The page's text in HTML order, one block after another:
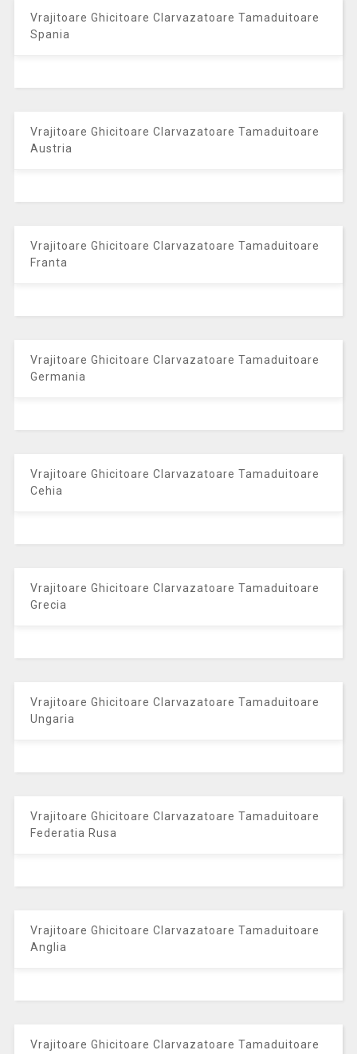
Vrajitoare Ghicitoare Clarvazatoare Tamaduitoare
Spania
Vrajitoare Ghicitoare Clarvazatoare Tamaduitoare
Austria
Vrajitoare Ghicitoare Clarvazatoare Tamaduitoare
Franta
Vrajitoare Ghicitoare Clarvazatoare Tamaduitoare
Germania
Vrajitoare Ghicitoare Clarvazatoare Tamaduitoare
Cehia
Vrajitoare Ghicitoare Clarvazatoare Tamaduitoare
Grecia
Vrajitoare Ghicitoare Clarvazatoare Tamaduitoare
Ungaria
Vrajitoare Ghicitoare Clarvazatoare Tamaduitoare
Federatia Rusa
Vrajitoare Ghicitoare Clarvazatoare Tamaduitoare
Anglia
Vrajitoare Ghicitoare Clarvazatoare Tamaduitoare